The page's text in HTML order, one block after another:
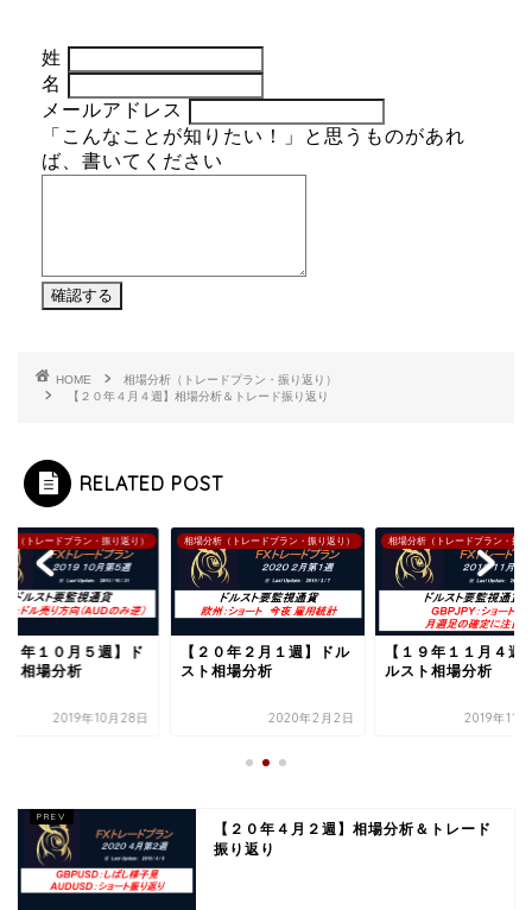
姓
名
メールアドレス
「こんなことが知りたい！」と思うものがあれ
ば、書いてください
HOME
相場分析（トレードプラン・振り返り）
【２０年４月４週】相場分析＆トレード振り返り
RELATED POST
析（トレードプラン・振り返り）
９年１０月５週】ド
ト相場分析
2019年10月28日
相場分析（トレードプラン・振り返り）
【２０年２月１週】ドル
スト相場分析
2020年2月2日
相場分析（トレードプラン・振
【１９年１１月４週
ルスト相場分析
2019年11
【２０年４月２週】相場分析＆トレード
振り返り